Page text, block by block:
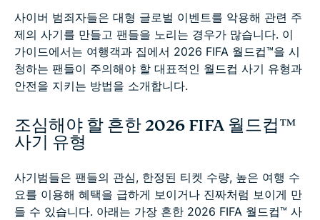
사이버 범죄자들은 대형 글로벌 이벤트를 악용해 관련 주
제의 사기를 만들고 팬들을 노리는 경우가 많습니다. 이
가이드에서는 여행객과 집에서 2026 FIFA 월드컵™을 시
청하는 팬들이 주의해야 할 대표적인 월드컵 사기 유형과
안전을 지키는 방법을 소개합니다.
조심해야 할 흔한 2026 FIFA 월드컵™
사기 유형
사기범들은 팬들의 관심, 한정된 티켓 수량, 높은 여행 수
요를 이용해 혜택을 급하게 보이거나 진짜처럼 보이게 만
들 수 있습니다. 아래는 가장 흔한 2026 FIFA 월드컵™ 사